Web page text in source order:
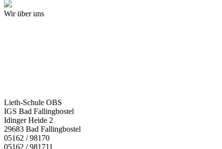
Wir über uns
Lieth-Schule OBS
IGS Bad Fallingbostel
Idinger Heide 2
29683 Bad Fallingbostel
05162 / 98170
05162 / 981711